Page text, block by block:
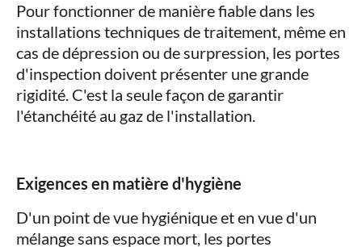
Pour fonctionner de manière fiable dans les
installations techniques de traitement, même en
cas de dépression ou de surpression, les portes
d'inspection doivent présenter une grande
rigidité. C'est la seule façon de garantir
l'étanchéité au gaz de l'installation.
Exigences en matière d'hygiène
D'un point de vue hygiénique et en vue d'un
mélange sans espace mort, les portes